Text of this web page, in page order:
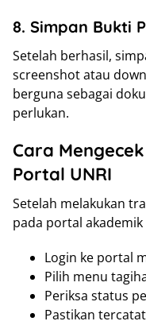
8. Simpan Bukti
Setelah berhasil,
screenshot atau
berguna sebagai
perlukan.
Cara
Portal UNRI
Setelah melakukan
pada portal
Login ke portal
Pilih menu
Periksa status
Pastikan